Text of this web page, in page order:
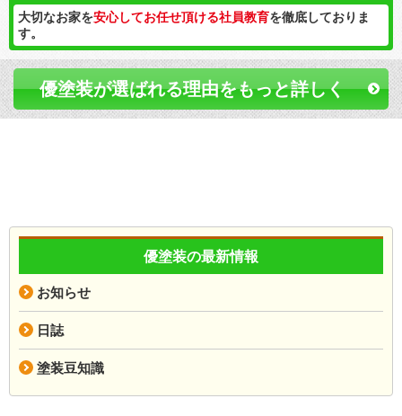
大切なお家を安心してお任せ頂ける社員教育を徹底しておりま
す。
優塗装が選ばれる理由をもっと詳しく
優塗装の最新情報
お知らせ
日誌
塗装豆知識